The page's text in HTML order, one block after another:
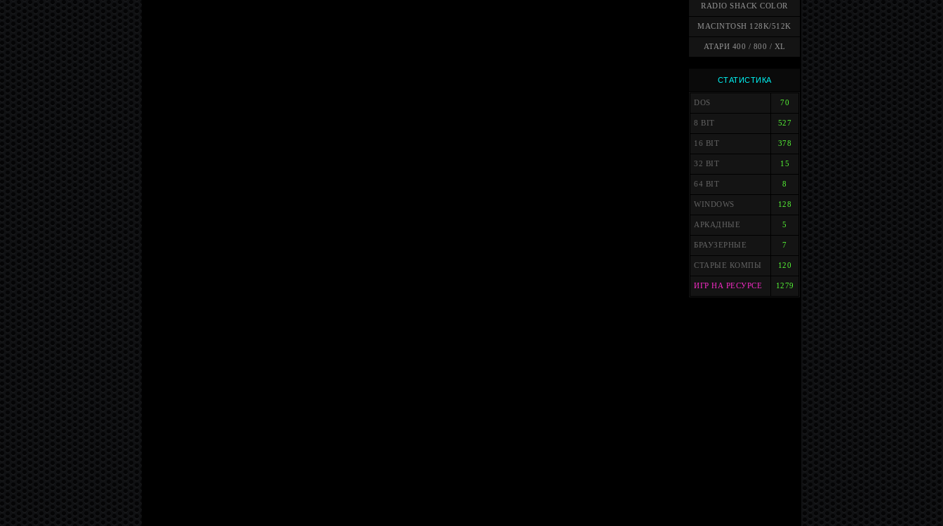
RADIO SHACK COLOR
MACINTOSH 128K/512K
АТАРИ 400 / 800 / XL
СТАТИСТИКА
DOS 70
8 BIT 527
16 BIT 378
32 BIT 15
64 BIT 8
WINDOWS 128
АРКАДНЫЕ 5
БРАУЗЕРНЫЕ 7
СТАРЫЕ КОМПЫ 120
ИГР НА РЕСУРСЕ 1279